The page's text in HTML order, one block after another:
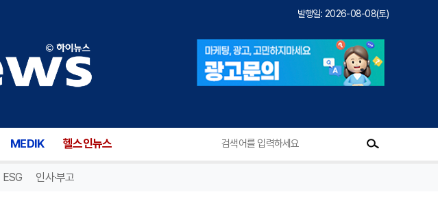
발행일: 2026-08-08(토)
MEDIK 헬스인뉴스
ESG 인사·부고